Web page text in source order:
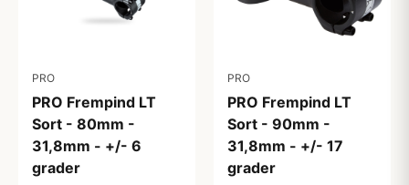
PRO
PRO Frempind LT
Sort - 80mm -
31,8mm - +/- 6
grader
PRO
PRO Frempind LT
Sort - 90mm -
31,8mm - +/- 17
grader